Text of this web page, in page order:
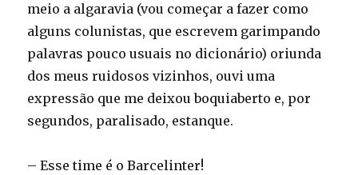
meio a algaravia (vou começar a fazer como
alguns colunistas, que escrevem garimpando
palavras pouco usuais no dicionário) oriunda
dos meus ruidosos vizinhos, ouvi uma
expressão que me deixou boquiaberto e, por
segundos, paralisado, estanque.
– Esse time é o Barcelinter!